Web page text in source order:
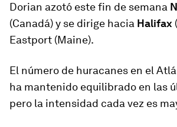
Dorian azotó este fin de semana
(Canadá) y se dirige hacia Halifax
Eastport (Maine).
El número de huracanes en el
ha mantenido equilibrado en las
pero la intensidad cada vez es